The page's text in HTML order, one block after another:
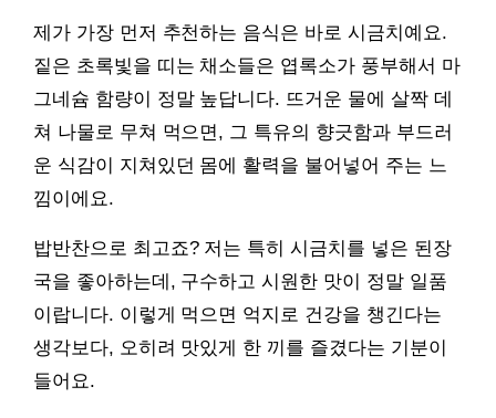
제가 가장 먼저 추천하는 음식은 바로 시금치예요.
짙은 초록빛을 띠는 채소들은 엽록소가 풍부해서 마
그네슘 함량이 정말 높답니다. 뜨거운 물에 살짝 데
쳐 나물로 무쳐 먹으면, 그 특유의 향긋함과 부드러
운 식감이 지쳐있던 몸에 활력을 불어넣어 주는 느
낌이에요.
밥반찬으로 최고죠? 저는 특히 시금치를 넣은 된장
국을 좋아하는데, 구수하고 시원한 맛이 정말 일품
이랍니다. 이렇게 먹으면 억지로 건강을 챙긴다는
생각보다, 오히려 맛있게 한 끼를 즐겼다는 기분이
들어요.